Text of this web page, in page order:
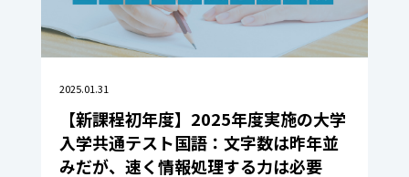
2025.01.31
【新課程初年度】2025年度実施の大学
入学共通テスト国語：文字数は昨年並
みだが、速く情報処理する力は必要